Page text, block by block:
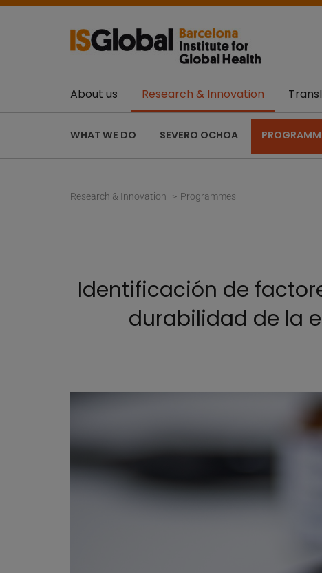
About us Research & Innovation
WHAT WE DO SEVERO OCHOA
Research & Innovation Programmes
Identificación de
durabilidad de la